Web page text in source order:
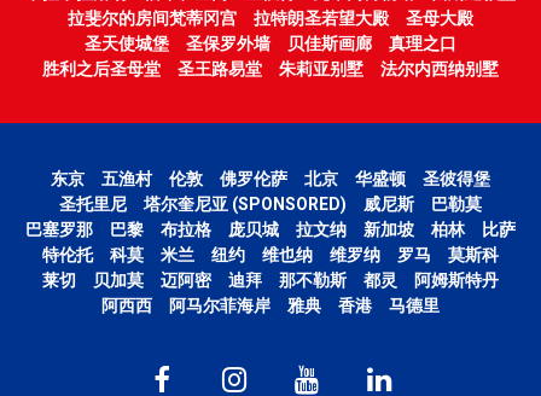
拉斐尔的房间梵蒂冈宫
拉特朗圣若望大殿
圣母大殿
圣天使城堡
圣保罗外墙 贝佳斯画廊
真理之口
胜利之后圣母堂
圣王路易堂 朱莉亚别墅 法尔内西纳别墅
东京 五渔村 伦敦 佛罗伦萨 北京 华盛顿
圣彼得堡
圣托里尼
塔尔奎尼亚 (SPONSORED) 威尼斯
巴勒莫
巴塞罗那
巴黎 布拉格 庞贝城 拉文纳 新加坡 柏林
比萨
特伦托
科莫 米兰 纽约 维也纳 维罗纳 罗马
莫斯科
莱切
贝加莫 迈阿密 迪拜 那不勒斯 都灵
阿姆斯特丹
阿西西
阿马尔菲海岸 雅典 香港 马德里